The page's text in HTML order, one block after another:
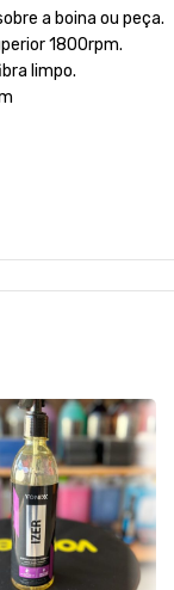
a boina ou peça.
1800rpm.
limpo.